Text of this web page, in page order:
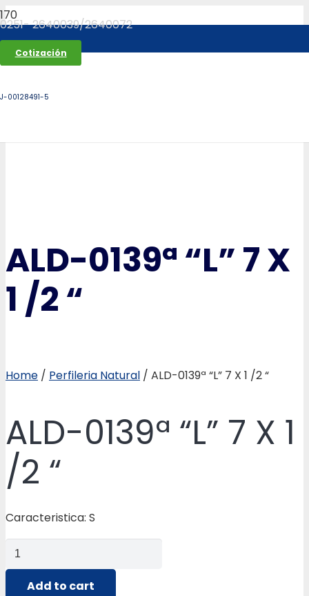
0251- 2640039/2640072
Cotización
J-00128491-5
ALD-0139ª “L” 7 X
1 /2 “
Home / Perfileria Natural / ALD-0139ª “L” 7 X 1 /2 “
ALD-0139ª “L” 7 X 1
/2 “
Caracteristica: S
ALD-
0139ª
Add to cart